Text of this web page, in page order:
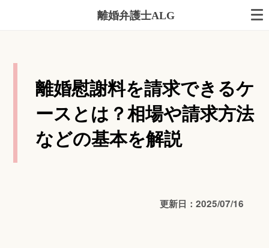
離婚弁護士ALG
離婚慰謝料を請求できるケ
ースとは？相場や請求方法
などの基本を解説
更新日：2025/07/16